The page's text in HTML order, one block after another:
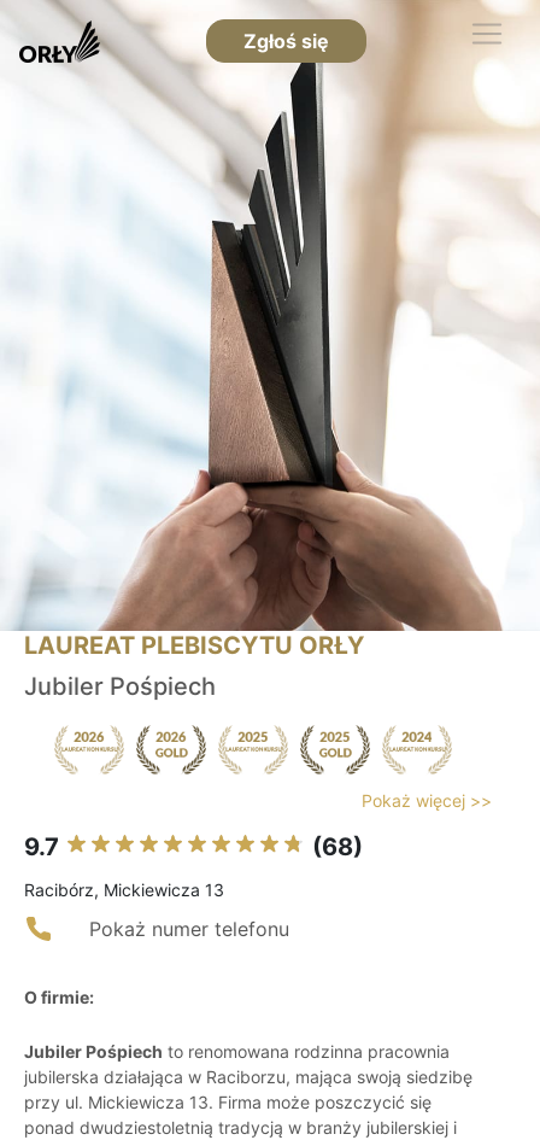
Zgłoś się
LAUREAT PLEBISCYTU ORŁY
Jubiler Pośpiech
Pokaż więcej >>
9.7 (68)
Racibórz, Mickiewicza 13
Pokaż numer telefonu
O firmie:
Jubiler Pośpiech to renomowana rodzinna pracownia
jubilerska działająca w Raciborzu, mająca swoją siedzibę
przy ul. Mickiewicza 13. Firma może poszczycić się
ponad dwudziestoletnią tradycją w branży jubilerskiej i